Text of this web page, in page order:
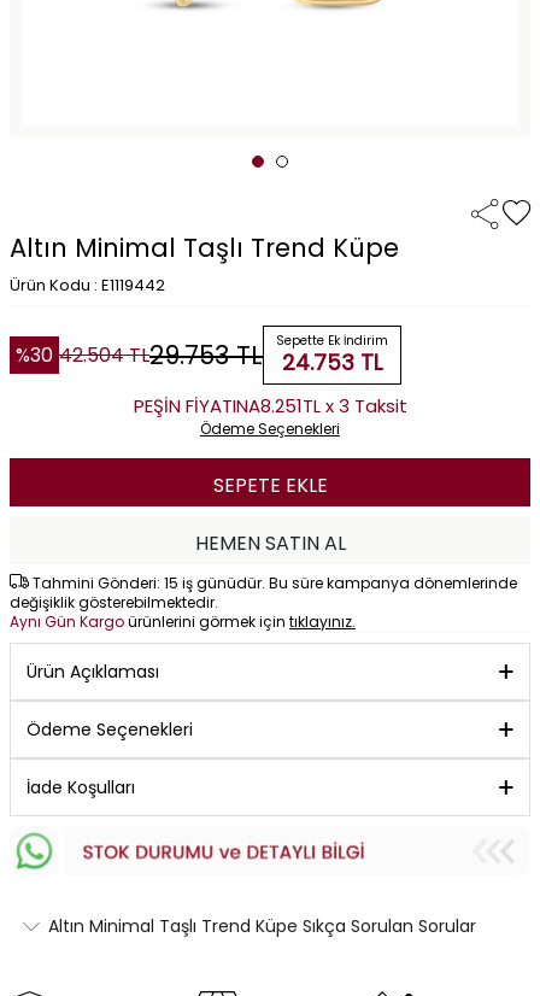
Altın Minimal Taşlı Trend Küpe
Ürün Kodu : E1119442
%30 42.504TL29.753TL Sepette Ek İndirim
24.753 TL
PEŞİN FİYATINA8.251TL x 3 Taksit
Ödeme Seçenekleri
SEPETE EKLE
HEMEN SATIN AL
Tahmini Gönderi: 15 iş günüdür. Bu süre kampanya dönemlerinde
değişiklik gösterebilmektedir.
Aynı Gün Kargoürünlerini görmek için tıklayınız.
Ürün Açıklaması
Ödeme Seçenekleri
İade Koşulları
Altın Minimal Taşlı Trend Küpe Sıkça Sorulan Sorular